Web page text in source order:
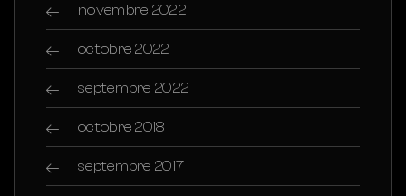
novembre 2022
octobre 2022
septembre 2022
octobre 2018
septembre 2017